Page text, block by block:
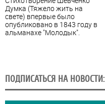
Думка (Тяжело жить на
свете) впервые было
опубликовано в 1843 году в
альманахе "Молодык".
ПОДПИСАТЬСЯ НА НОВОСТИ: